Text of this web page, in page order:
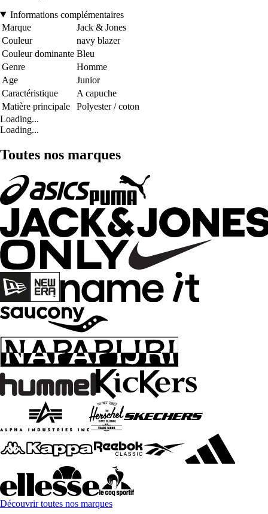
Informations complémentaires
Marque
Jack & Jones
Couleur
navy blazer
Couleur dominante Bleu
Genre
Homme
Age
Junior
Caractéristique
A capuche
Matière principale
Polyester / coton
Loading...
Loading...
Toutes nos marques
Découvrir toutes nos marques